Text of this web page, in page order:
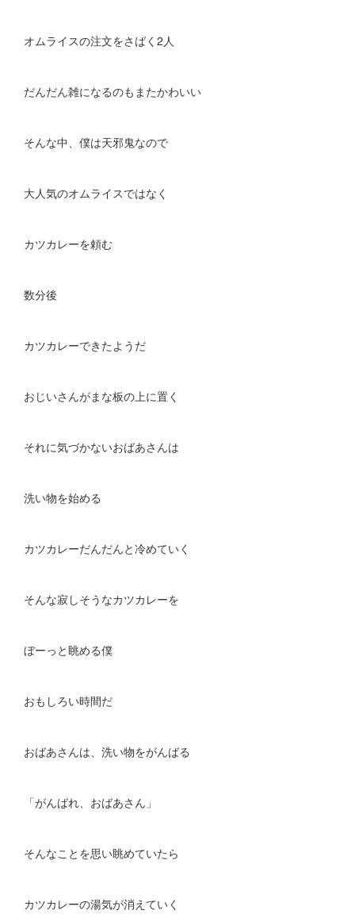
オムライスの注文をさばく2人
だんだん雑になるのもまたかわいい
そんな中、僕は天邪鬼なので
大人気のオムライスではなく
カツカレーを頼む
数分後
カツカレーできたようだ
おじいさんがまな板の上に置く
それに気づかないおばあさんは
洗い物を始める
カツカレーだんだんと冷めていく
そんな寂しそうなカツカレーを
ぼーっと眺める僕
おもしろい時間だ
おばあさんは、洗い物をがんばる
「がんばれ、おばあさん」
そんなことを思い眺めていたら
カツカレーの湯気が消えていく